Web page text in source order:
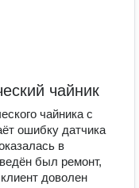
чайник
чайника с
ошибку датчика
в
был ремонт,
доволен